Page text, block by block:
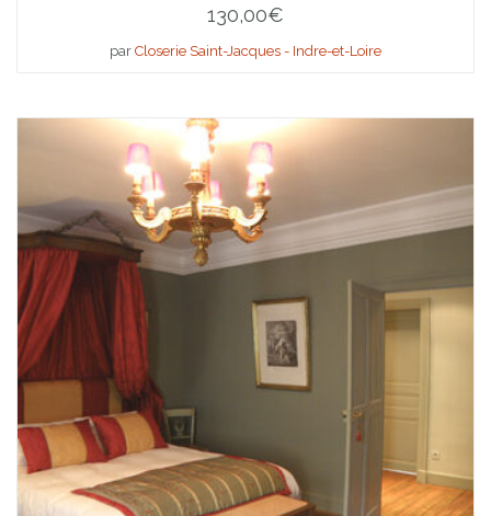
130,00€
par Closerie Saint-Jacques - Indre-et-Loire